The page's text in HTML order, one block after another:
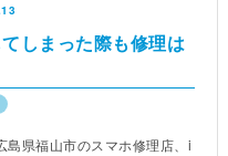
しまった際も修理は
島県福山市のスマホ修理店、i